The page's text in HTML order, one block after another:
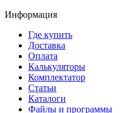
Информация
Где купить
Доставка
Оплата
Калькуляторы
Комплектатор
Статьи
Каталоги
Файлы и программы